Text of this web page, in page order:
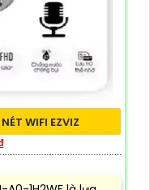
WIFI EZVIZ